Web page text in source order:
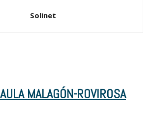
Solinet
MALAGÓN-ROVIROSA